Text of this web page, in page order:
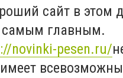
сайт в этом
самым главным.
novinki-pesen.ru/